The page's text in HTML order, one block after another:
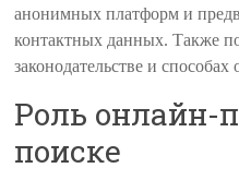
анонимных платформ и
контактных данных. Также
законодательстве и способах
Роль онлайн-
поиске